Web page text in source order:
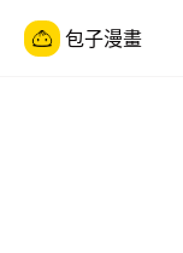
包子漫畫